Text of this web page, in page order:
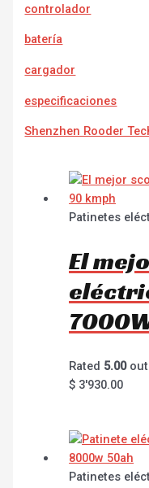
controlador
batería
cargador
especificaciones
Shenzhen Rooder
Patinetes
El
Rated 5.00out
$ 3'930.00
Patinetes